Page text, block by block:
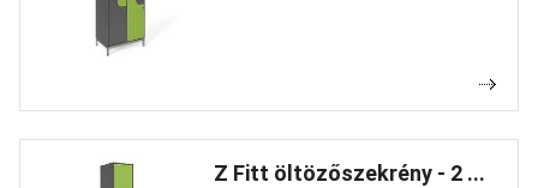
Z Fitt öltözőszekrény - 2 ...